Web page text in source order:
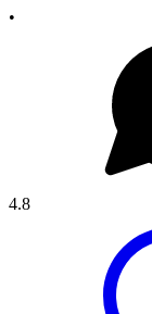
•
4.8